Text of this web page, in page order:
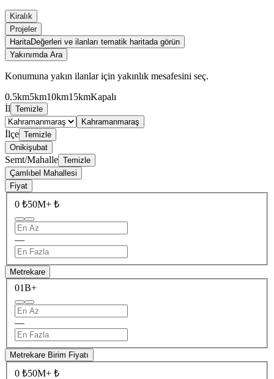
Kiralık
Projeler
HaritaDeğerleri ve ilanları tematik haritada görün
Yakınımda Ara
Konumuna yakın ilanlar için yakınlık mesafesini seç.
0.5km5km10km15kmKapalı
İl Temizle
Kahramanmaraş
İlçe Temizle
Onikişubat
Semt/Mahalle Temizle
Çamlıbel Mahallesi
Fiyat
0 ₺50M+ ₺
—
Metrekare
01B+
—
Metrekare Birim Fiyatı
0 ₺50M+ ₺